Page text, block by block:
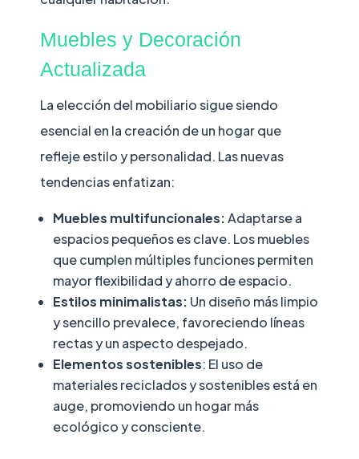
Muebles y Decoración
Actualizada
La elección del mobiliario sigue siendo
esencial en la creación de un hogar que
refleje estilo y personalidad. Las nuevas
tendencias enfatizan:
Muebles multifuncionales:Adaptarse a
espacios pequeños es clave. Los muebles
que cumplen múltiples funciones permiten
mayor flexibilidad y ahorro de espacio.
Estilos minimalistas: Un diseño más limpio
y sencillo prevalece, favoreciendo líneas
rectas y un aspecto despejado.
Elementos sostenibles: El uso de
materiales reciclados y sostenibles está en
auge, promoviendo un hogar más
ecológico y consciente.